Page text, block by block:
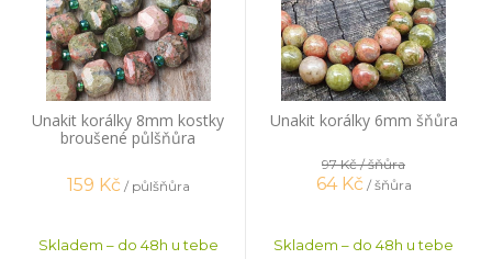
Unakit korálky 8mm kostky
broušené půlšňůra
159 Kč / půlšňůra
Skladem – do 48h u tebe
Unakit korálky 6mm šňůra
97 Kč/ šňůra
64 Kč / šňůra
Skladem – do 48h u tebe